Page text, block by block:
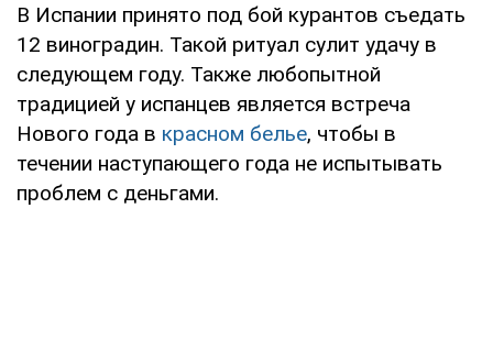
В Испании принято под бой курантов съедать
12 виноградин. Такой ритуал сулит удачу в
следующем году. Также любопытной
традицией у испанцев является встреча
Нового года в красном белье, чтобы в
течении наступающего года не испытывать
проблем с деньгами.